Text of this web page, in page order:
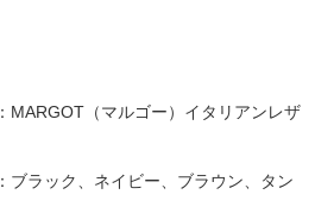
マルゴー）イタリアンレザ
ネイビー、ブラウン、タン